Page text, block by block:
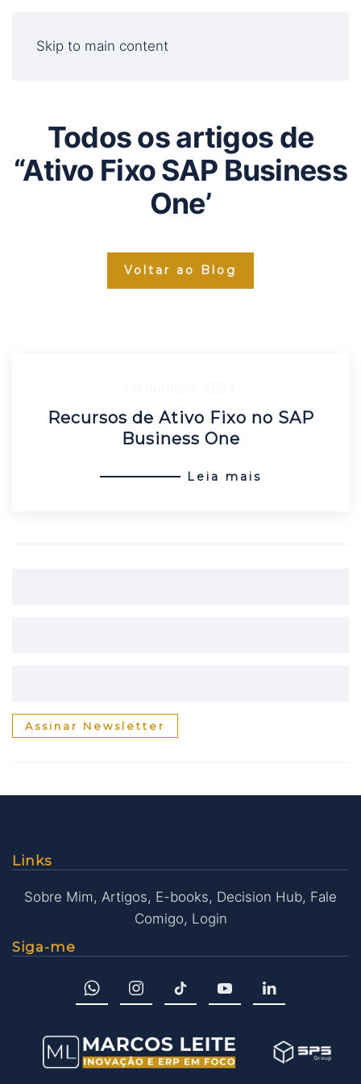
Skip to main content
Todos os artigos de
“Ativo Fixo SAP Business
One’
Voltar ao Blog
Recursos de Ativo Fixo no SAP
Business One
Leia mais
Assinar Newsletter
Links
Sobre Mim, Artigos, E-books, Decision Hub, Fale
Comigo, Login
Siga-me